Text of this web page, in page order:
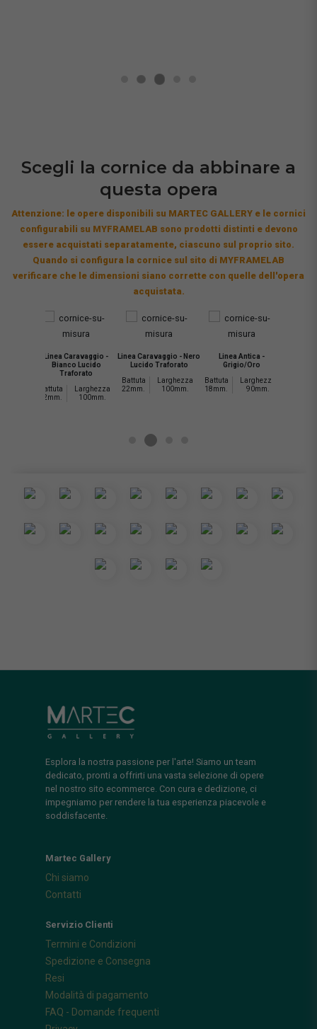
Scegli la cornice da abbinare a
questa opera
Attenzione: le opere disponibili su MARTEC GALLERY e le cornici
configurabili su MYFRAMELAB sono prodotti distinti e devono
essere acquistati separatamente, ciascuno sul proprio sito.
Quando si configura la cornice sul sito di MYFRAMELAB
verificare che le dimensioni siano corrette con quelle dell'opera
acquistata.
Esplora la nostra passione per l'arte! Siamo un team
dedicato, pronti a offrirti una vasta selezione di opere
nel nostro sito ecommerce. Con cura e dedizione, ci
impegniamo per rendere la tua esperienza piacevole e
soddisfacente.
Martec Gallery
Chi siamo
Contatti
Servizio Clienti
Termini e Condizioni
Spedizione e Consegna
Resi
Modalità di pagamento
FAQ - Domande frequenti